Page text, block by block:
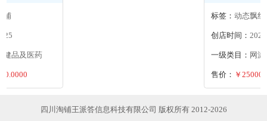
铺
健品及医药
标签：动态飘
创店时间：2025
一级类目： 网游
售价： ￥
四川淘铺王派答信息科技有限公司 版权所有 2012-2026